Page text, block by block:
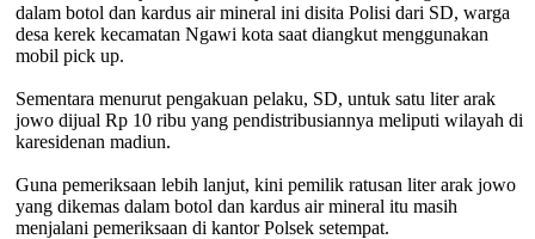
dalam botol dan kardus air mineral ini disita Polisi dari SD, warga
desa kerek kecamatan Ngawi kota ‎saat diangkut menggunakan
mobil pick up.
Sementara menurut pengakuan pelaku, SD, untuk satu liter arak
jowo dijual Rp 10 ribu yang pendistribusiannya meliputi wilayah di
karesidenan madiun.
Guna pemeriksaan lebih lanjut, kini pemilik ratusan liter arak jowo
yang dikemas dalam botol dan kardus air mineral itu masih
menjalani pemeriksaan di kantor Polsek setempat.